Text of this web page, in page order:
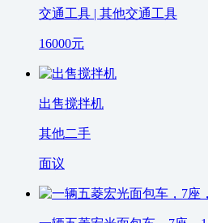
交通工具 | 其他交通工具
16000元
出售搅拌机
其他二手
面议